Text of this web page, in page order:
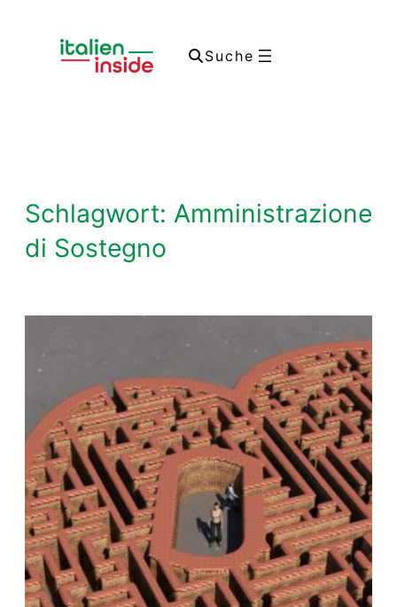
springen
Suche
Schlagwort: Amministrazione
di Sostegno